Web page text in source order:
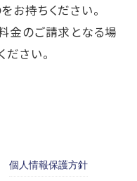
お持ちください。
金のご請求となる場
さい。
個人情報保護方針